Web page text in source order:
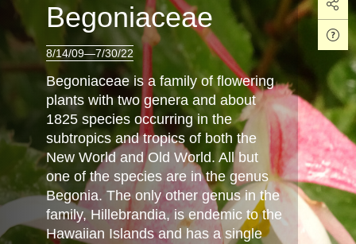
Begoniaceae
8/14/09—7/30/22
Begoniaceae is a family of flowering
plants with two genera and about
1825 species occurring in the
subtropics and tropics of both the
New World and Old World. All but
one of the species are in the genus
Begonia. The only other genus in the
family, Hillebrandia, is endemic to the
Hawaiian Islands and has a single